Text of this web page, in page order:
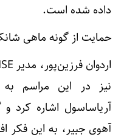
داده شده است.
حمایت از گونه ماهی شانک زردباله ۲
نیز در این مراسم
آریاساسول اشاره کرد
آهوی جبیر، به این فکر